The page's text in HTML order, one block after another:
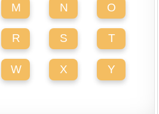
M N O
R S T
W X Y